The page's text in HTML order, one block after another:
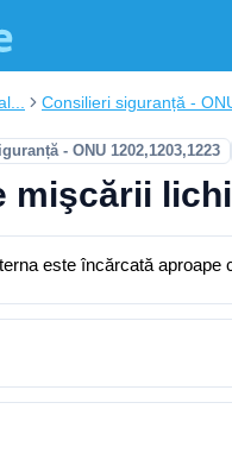
Consilieri siguranță -
- ONU 1202,1203,1223
mişcării
este încărcată aproape